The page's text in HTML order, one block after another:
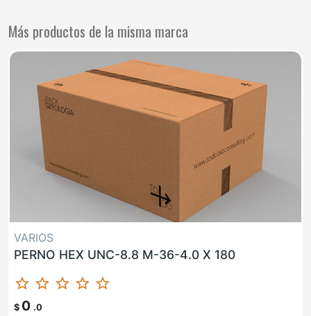
Más productos de la misma marca
VARIOS
PERNO HEX UNC-8.8 M-36-4.0 X 180
star_border star_border star_border star_border star_border
$ 0 .0